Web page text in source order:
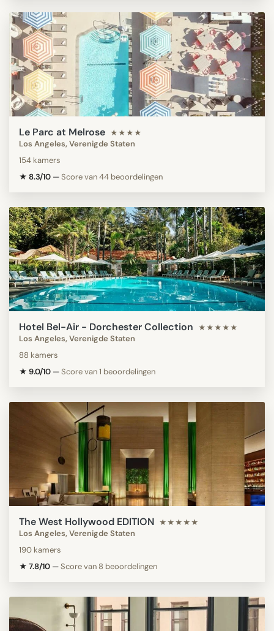
Le Parc at Melrose ★★★★
Los Angeles, Verenigde Staten
154 kamers
★ 8.3/10 —Score van 44 beoordelingen
Hotel Bel-Air - Dorchester Collection ★★★★★
Los Angeles, Verenigde Staten
88 kamers
★ 9.0/10 —Score van 1 beoordelingen
The West Hollywood EDITION ★★★★★
Los Angeles, Verenigde Staten
190 kamers
★ 7.8/10 —Score van 8 beoordelingen